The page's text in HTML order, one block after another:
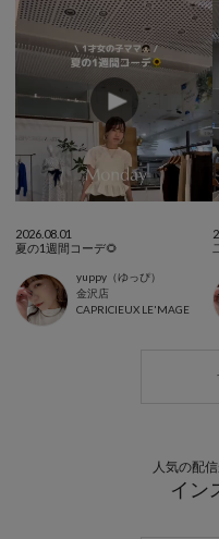
2026.08.01
夏の1週間コーデ🌻
yuppy（ゆっぴ）
金沢店
CAPRICIEUX LE'MAGE
人気の配
イン